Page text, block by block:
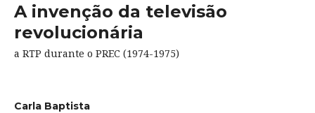
A invenção da televisão
revolucionária
a RTP durante o PREC (1974-1975)
Carla Baptista